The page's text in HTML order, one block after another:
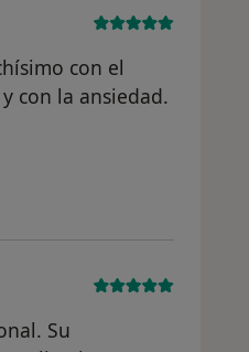
con el
con la ansiedad.
Su